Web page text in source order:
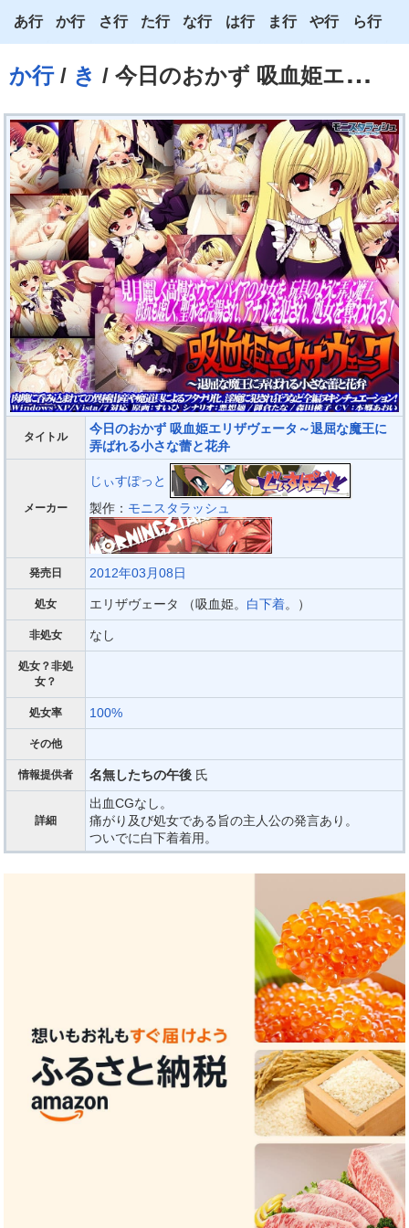
か行/ き / 今日のおかず 吸血姫エリザヴェータ～退屈な魔王に弄ばれる小さな蕾と花弁
あ行
い
う
え
お
か行
き
く
け
こ
さ行
し
す
せ
そ
た行
ち
つ
て
と
な行
に
ぬ
ね
の
は行
ひ
ふ
へ
ほ
ま行
み
む
め
も
や行
ゆ
よ
わ
ら行
り
る
れ
ろ
タイトル
今日のおかず 吸血姫エリザヴェータ～退屈な魔王に
弄ばれる小さな蕾と花弁
メーカー
じぃすぽっと
製作： モニスタラッシュ
発売日 2012年03月08日
処女 エリザヴェータ （吸血姫。 白下着。）
非処女 なし
処女？非処
女？
処女率 100%
その他
情報提供者 名無したちの午後 氏
詳細
出血CGなし。
痛がり及び処女である旨の主人公の発言あり。
ついでに白下着着用。